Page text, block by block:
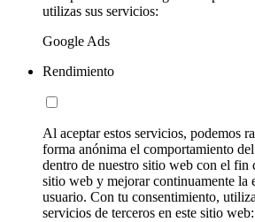
utilizas sus servicios:
Google Ads
Rendimiento
Al aceptar estos servicios, podemos
forma anónima el comportamiento
dentro de nuestro sitio web con el fin
sitio web y mejorar continuamente la
usuario. Con tu consentimiento,
servicios de terceros en este sitio web: